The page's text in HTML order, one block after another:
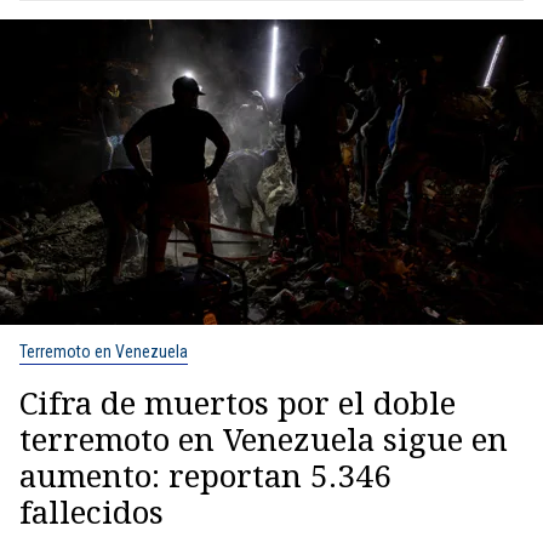
Terremoto en Venezuela
Cifra de muertos por el doble
terremoto en Venezuela sigue en
aumento: reportan 5.346
fallecidos